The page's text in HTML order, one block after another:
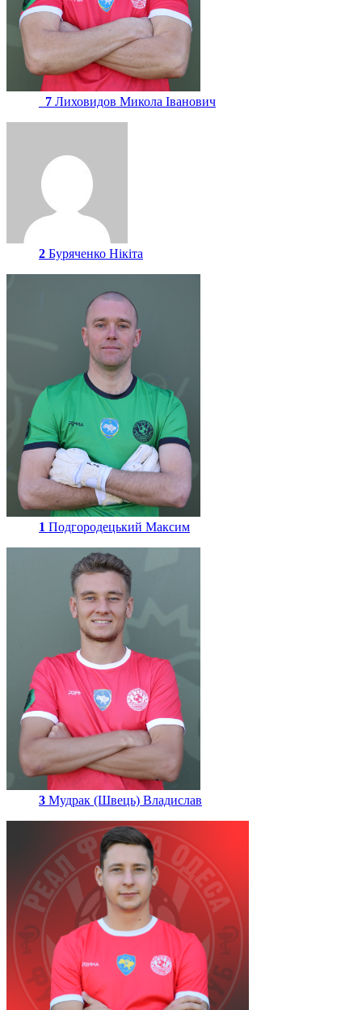
7 Лиховидов Микола Іванович
2 Буряченко Нікіта
1 Подгородецький Максим
3 Мудрак (Швець) Владислав